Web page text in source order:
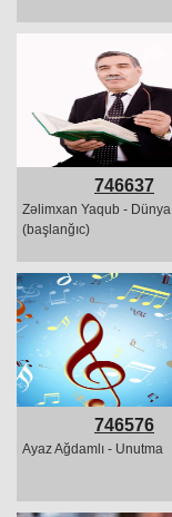
746637
Zəlimxan Yaqub - Dünya
(başlanğıc)
746576
Ayaz Ağdamlı - Unutma